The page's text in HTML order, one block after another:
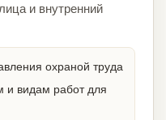
и внутренний
охраной труда
и видам работ для